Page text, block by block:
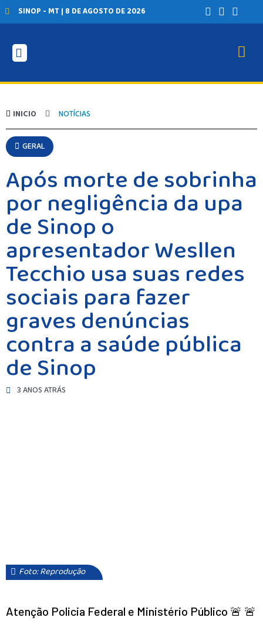
SINOP - MT | 8 DE AGOSTO DE 2026
INICIO NOTÍCIAS
GERAL
Após morte de sobrinha
por negligência da upa
de Sinop o
apresentador Wesllen
Tecchio usa suas redes
sociais para fazer
graves denúncias
contra a saúde pública
de Sinop
3 ANOS ATRÁS
Foto: Reprodução
Atenção Policia Federal e Ministério Público 🚨 🚨